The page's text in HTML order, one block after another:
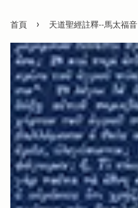
首頁 › 天道聖經註釋--馬太福音